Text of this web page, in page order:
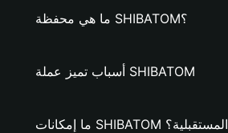
ما هي محفظة SHIBATOM؟
أسباب تميز عملة SHIBATOM
ما إمكانات SHIBATOM المستقبلية؟